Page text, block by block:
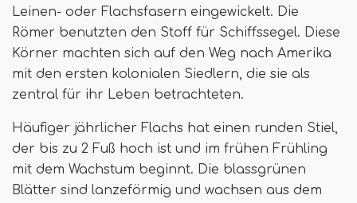
Leinen- oder Flachsfasern eingewickelt. Die
Römer benutzten den Stoff für Schiffssegel. Diese
Körner machten sich auf den Weg nach Amerika
mit den ersten kolonialen Siedlern, die sie als
zentral für ihr Leben betrachteten.
Häufiger jährlicher Flachs hat einen runden Stiel,
der bis zu 2 Fuß hoch ist und im frühen Frühling
mit dem Wachstum beginnt. Die blassgrünen
Blätter sind lanzeförmig und wachsen aus dem